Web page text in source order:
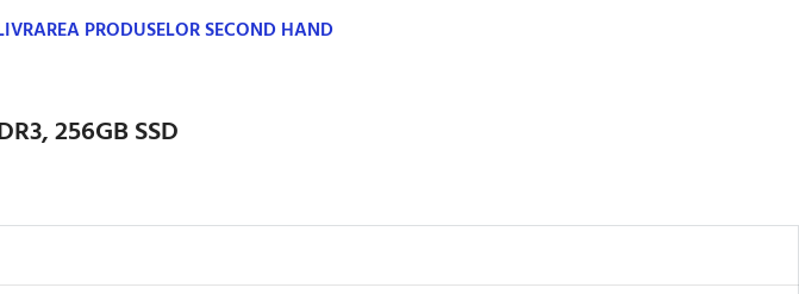
PRODUSELOR SECOND HAND
256GB SSD